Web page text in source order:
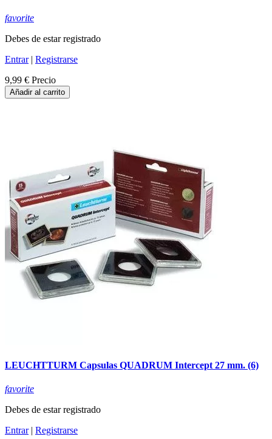
favorite
Debes de estar registrado
Entrar| Registrarse
9,99 € Precio
Añadir al carrito
LEUCHTTURM Capsulas QUADRUM Intercept 27 mm. (6)
favorite
Debes de estar registrado
Entrar| Registrarse